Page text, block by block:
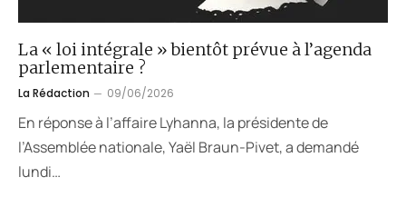
La « loi intégrale » bientôt prévue à l’agenda
parlementaire ?
La Rédaction 09/06/2026
En réponse à l’affaire Lyhanna, la présidente de
l’Assemblée nationale, Yaël Braun-Pivet, a demandé
lundi…